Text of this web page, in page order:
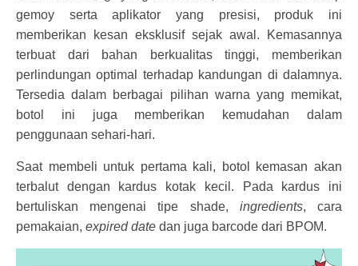
gemoy serta aplikator yang presisi, produk ini
memberikan kesan eksklusif sejak awal. Kemasannya
terbuat dari bahan berkualitas tinggi, memberikan
perlindungan optimal terhadap kandungan di dalamnya.
Tersedia dalam berbagai pilihan warna yang memikat,
botol ini juga memberikan kemudahan dalam
penggunaan sehari-hari.
Saat membeli untuk pertama kali, botol kemasan akan
terbalut dengan kardus kotak kecil. Pada kardus ini
bertuliskan mengenai tipe shade, ingredients, cara
pemakaian, expired date dan juga barcode dari BPOM.